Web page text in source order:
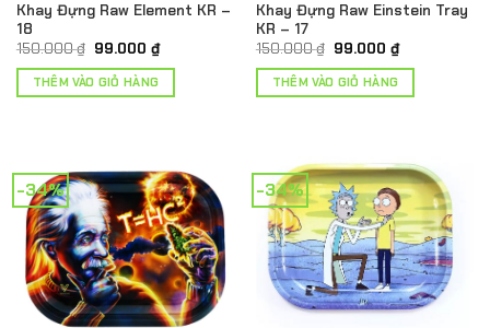
Khay Đựng Raw Element KR –
18
150.000₫ Giá
là:
150.000 ₫.
99.000 ₫Giá
hiện
tại
là:
THÊM VÀO GIỎ HÀNG
Khay Đựng Raw Einstein Tray
KR – 17
150.000₫ Giá
là:
150.000 ₫.
99.000 ₫Giá
hiện
tại
là:
THÊM VÀO GIỎ HÀNG
-34% -34%